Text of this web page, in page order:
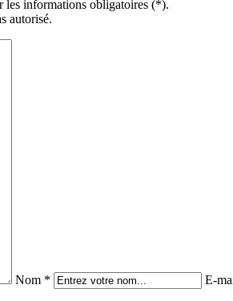
les informations obligatoires (*).
autorisé.
Nom *
E-